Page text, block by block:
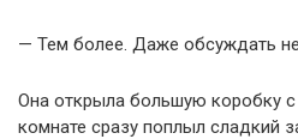
— Тем более. Даже обсуждать
Она открыла большую коробку
комнате сразу поплыл сладкий